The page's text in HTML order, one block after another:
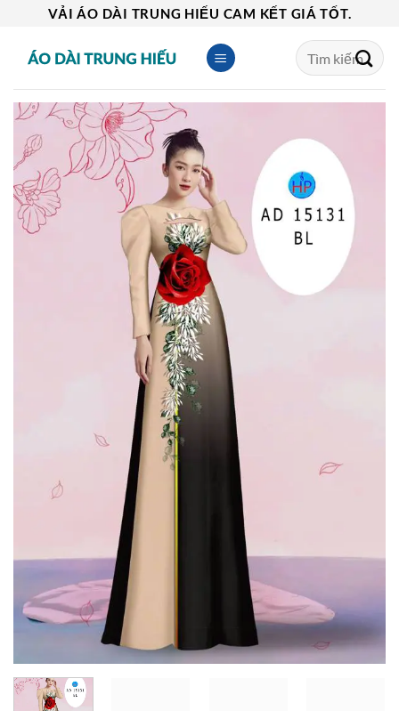
content
VẢI ÁO DÀI TRUNG HIẾU CAM KẾT GIÁ TỐT.
Tìm
kiếm: